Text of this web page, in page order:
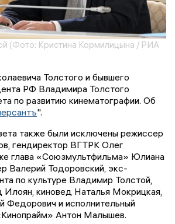
(Фото: Кристина Кормилицына / РИА
Толстого и бывшего
РФ Владимира Толстого
по развитию кинематографии. Об
".
также были исключены режиссер
гендиректор ВГТРК Олег
глава «Союзмультфильма» Юлиана
Валерий Тодоровский, экс-
по культуре Владимир Толстой,
киновед Наталья Мокрицкая,
Федорович и исполнительный
Антон Малышев.